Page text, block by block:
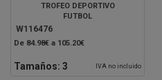
TROFEO DEPORTIVO
FUTBOL
W116476
De 84.98€ a 105.20€
Tamaños: 3 IVA no incluido